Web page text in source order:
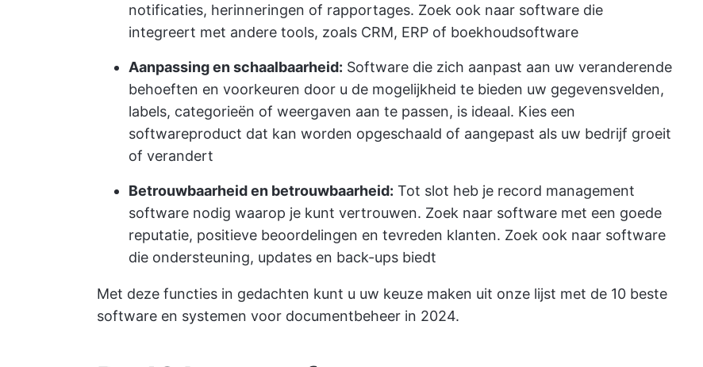
notificaties, herinneringen of rapportages. Zoek ook naar software die
integreert met andere tools, zoals CRM, ERP of boekhoudsoftware
Aanpassing en schaalbaarheid: Software die zich aanpast aan uw veranderende
behoeften en voorkeuren door u de mogelijkheid te bieden uw gegevensvelden,
labels, categorieën of weergaven aan te passen, is ideaal. Kies een
softwareproduct dat kan worden opgeschaald of aangepast als uw bedrijf groeit
of verandert
Betrouwbaarheid en betrouwbaarheid: Tot slot heb je record management
software nodig waarop je kunt vertrouwen. Zoek naar software met een goede
reputatie, positieve beoordelingen en tevreden klanten. Zoek ook naar software
die ondersteuning, updates en back-ups biedt
Met deze functies in gedachten kunt u uw keuze maken uit onze lijst met de 10 beste
software en systemen voor documentbeheer in 2024.